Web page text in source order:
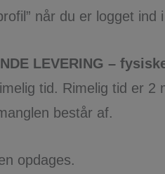
når du er logget ind
LEVERING –
tid. Rimelig tid er 2
består af.
opdages.